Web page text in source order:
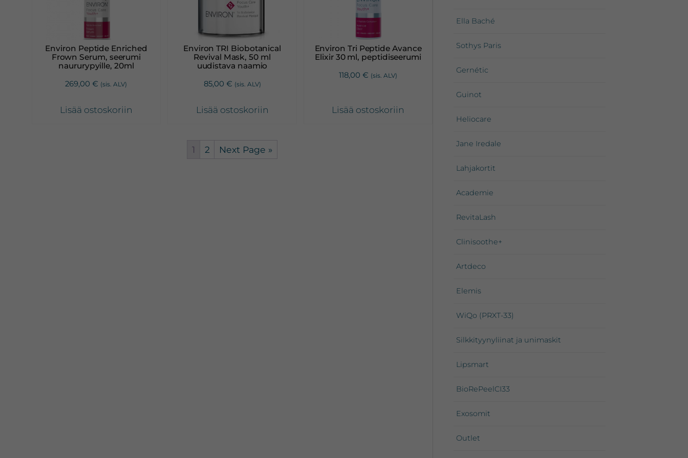
Environ Peptide Enriched
Frown Serum, seerumi
naururypyille, 20ml
269,00€ (sis. ALV)
Lisää ostoskoriin
Environ TRI Biobotanical
Revival Mask, 50 ml
uudistava naamio
85,00 € (sis. ALV)
Lisää ostoskoriin
Environ Tri Peptide Avance
Elixir 30 ml, peptidiseerumi
118,00€ (sis. ALV)
Lisää ostoskoriin
1 2 Next Page »
Ella Baché
Sothys Paris
Gernétic
Guinot
Heliocare
Jane Iredale
Lahjakortit
Academie
RevitaLash
Clinisoothe+
Artdeco
Elemis
WiQo (PRXT-33)
Silkkityynyliinat ja unimaskit
Lipsmart
BioRePeelCI33
Exosomit
Outlet